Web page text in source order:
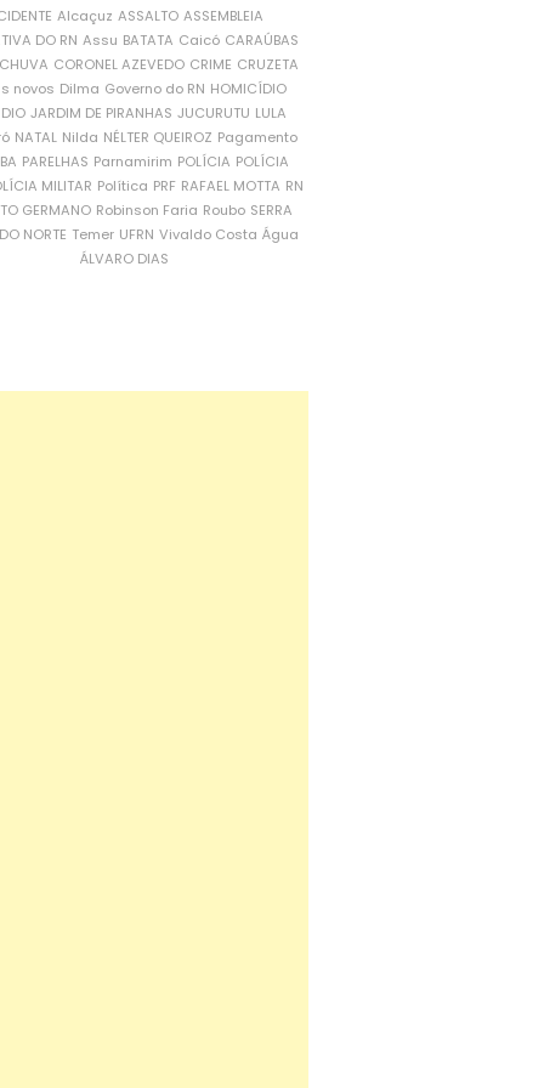
Alcaçuz ASSALTO ASSEMBLEIA
DO RN Assu BATATA Caicó CARAÚBAS
CORONEL AZEVEDO CRIME CRUZETA
novos Dilma Governo do RN HOMICÍDIO
JARDIM DE PIRANHAS JUCURUTU LULA
NATAL Nilda NÉLTER QUEIROZ Pagamento
PARELHAS Parnamirim POLÍCIA POLÍCIA
MILITAR Política PRF RAFAEL MOTTA RN
GERMANO Robinson Faria Roubo SERRA
NORTE Temer UFRN Vivaldo Costa Água
ÁLVARO DIAS